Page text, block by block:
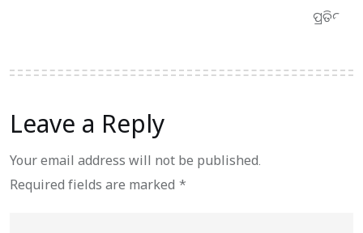
Leave a Reply
Your email address will not be published.
Required fields are marked *